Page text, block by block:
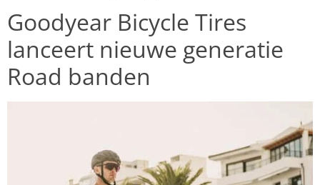
Goodyear Bicycle Tires
lanceert nieuwe generatie
Road banden